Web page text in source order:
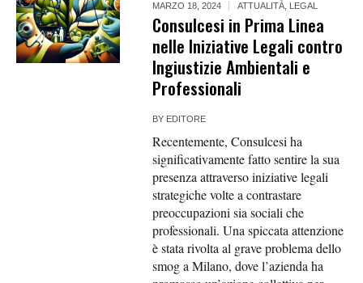
MARZO 18, 2024 ATTUALITÀ LEGAL
Consulcesi in Prima Linea
nelle Iniziative Legali contro
Ingiustizie Ambientali e
Professionali
BY EDITORE
Recentemente, Consulcesi ha
significativamente fatto sentire la sua
presenza attraverso iniziative legali
strategiche volte a contrastare
preoccupazioni sia sociali che
professionali. Una spiccata attenzione
è stata rivolta al grave problema dello
smog a Milano, dove l’azienda ha